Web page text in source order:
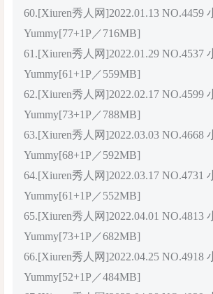
60.[Xiuren秀人网]2022.01.13 NO.4459
Yummy[77+1P／716MB]
61.[Xiuren秀人网]2022.01.29 NO.4537
Yummy[61+1P／559MB]
62.[Xiuren秀人网]2022.02.17 NO.4599
Yummy[73+1P／788MB]
63.[Xiuren秀人网]2022.03.03 NO.4668
Yummy[68+1P／592MB]
64.[Xiuren秀人网]2022.03.17 NO.4731
Yummy[61+1P／552MB]
65.[Xiuren秀人网]2022.04.01 NO.4813
Yummy[73+1P／682MB]
66.[Xiuren秀人网]2022.04.25 NO.4918
Yummy[52+1P／484MB]